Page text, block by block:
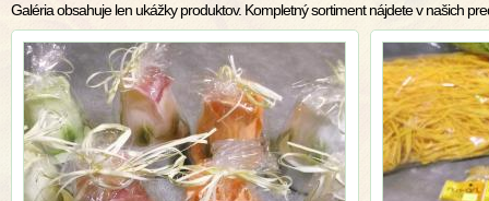
Galéria obsahuje len ukážky produktov. Kompletný sortiment nájdete v našich